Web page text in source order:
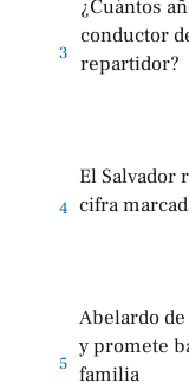
3
¿Cuántos
conductor
repartidor?
4
El Salvador
cifra
5
Abelardo
y promete
familia